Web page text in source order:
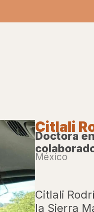
Citlali
Doctora
México
Citlali
la Sierra